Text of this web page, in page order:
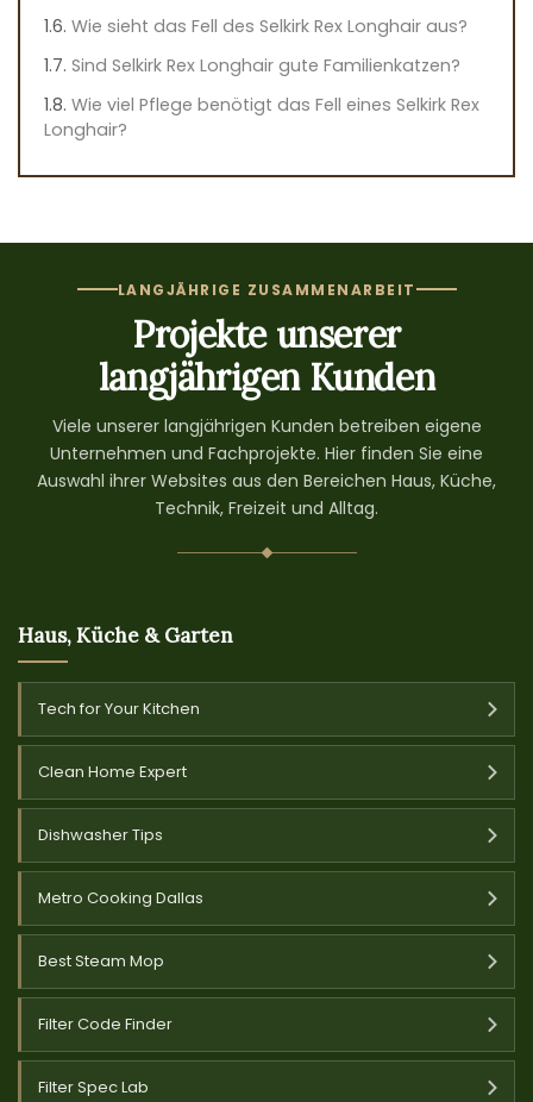
Wie sieht das Fell des Selkirk Rex Longhair aus?
Sind Selkirk Rex Longhair gute Familienkatzen?
Wie viel Pflege benötigt das Fell eines Selkirk Rex
Longhair?
LANGJÄHRIGE ZUSAMMENARBEIT
Projekte unserer
langjährigen Kunden
Viele unserer langjährigen Kunden betreiben eigene
Unternehmen und Fachprojekte. Hier finden Sie eine
Auswahl ihrer Websites aus den Bereichen Haus, Küche,
Technik, Freizeit und Alltag.
Haus, Küche & Garten
Tech for Your Kitchen
Clean Home Expert
Dishwasher Tips
Metro Cooking Dallas
Best Steam Mop
Filter Code Finder
Filter Spec Lab